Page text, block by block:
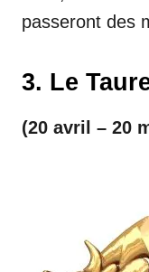
passeront des
3. Le
(20 avril – 20